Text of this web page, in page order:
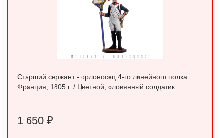
Старший сержант - орлоносец 4-го линейного полка.
Франция, 1805 г. / Цветной, оловянный солдатик
1 650 ₽